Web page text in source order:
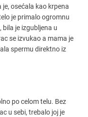
osećala kao krpena
je primalo ogromnu
je izgubljena u
se izvukao a mama je
spermu direktno iz
po celom telu. Bez
u sebi, trebalo joj je